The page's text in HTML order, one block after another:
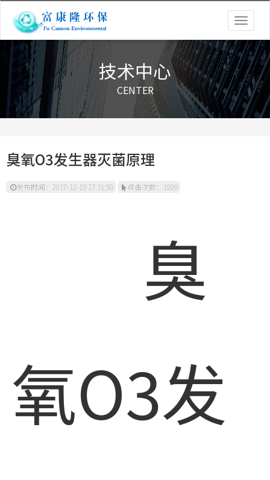
技术中心
CENTER
臭氧O3发生器灭菌原理
发布时间：2017-12-19 17:31:50 点击次数：1926
臭
氧O3发